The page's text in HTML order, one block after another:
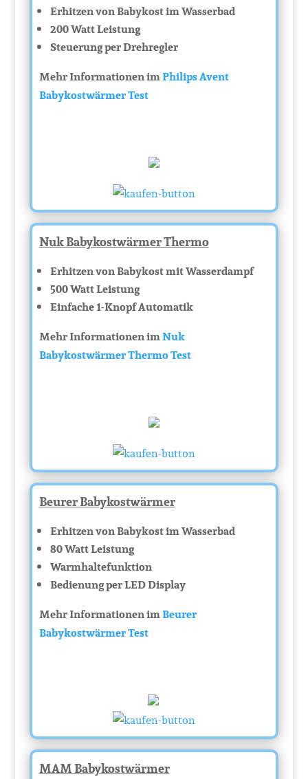
Erhitzen von Babykost im Wasserbad
200 Watt Leistung
Steuerung per Drehregler
Mehr Informationen imPhilips Avent
Babykostwärmer Test
Nuk Babykostwärmer Thermo
Erhitzen von Babykost mit Wasserdampf
500 Watt Leistung
Einfache 1-Knopf Automatik
Mehr Informationen imNuk
Babykostwärmer Thermo Test
Beurer Babykostwärmer
Erhitzen von Babykost im Wasserbad
80 Watt Leistung
Warmhaltefunktion
Bedienung per LED Display
Mehr Informationen imBeurer
Babykostwärmer Test
MAM Babykostwärmer